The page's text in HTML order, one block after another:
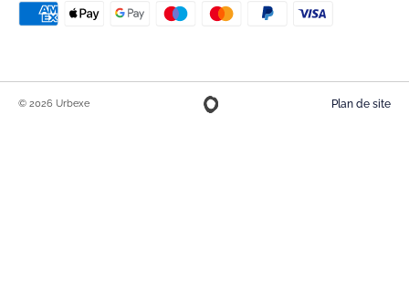
© 2026 Urbexe Plan de site